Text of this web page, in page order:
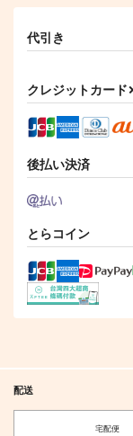
ミズウオ。
787
五条悟
サンプル
作品詳細
代引き
クレジットカード
後払い決済
とらコイン
配送
宅配便